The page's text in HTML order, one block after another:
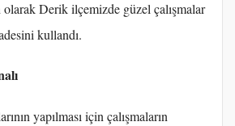
Derik ilçemizde güzel çalışmalar
kullandı.
yapılması için çalışmaların